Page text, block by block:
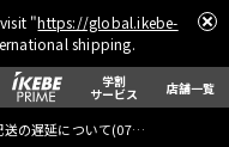
"https://global.ikebe-
shipping.
学割
サービス 店舗一覧
送の遅延について(07月29日